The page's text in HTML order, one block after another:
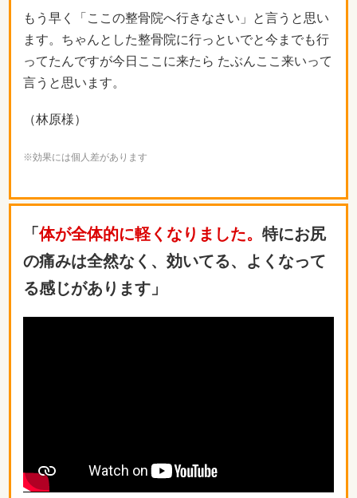
もう早く「ここの整骨院へ行きなさい」と言うと思い
ます。ちゃんとした整骨院に行っといでと今までも行
ってたんですが今日ここに来たら たぶんここ来いって
言うと思います。
（林原様）
※効果には個人差があります
「 体が全体的に軽くなりました。 特にお尻
の痛みは全然なく、効いてる、よくなって
る感じがあります」